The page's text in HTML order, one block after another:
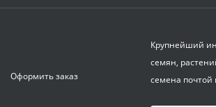
Оформить заказ
Крупнейший
семян,
семена почтой